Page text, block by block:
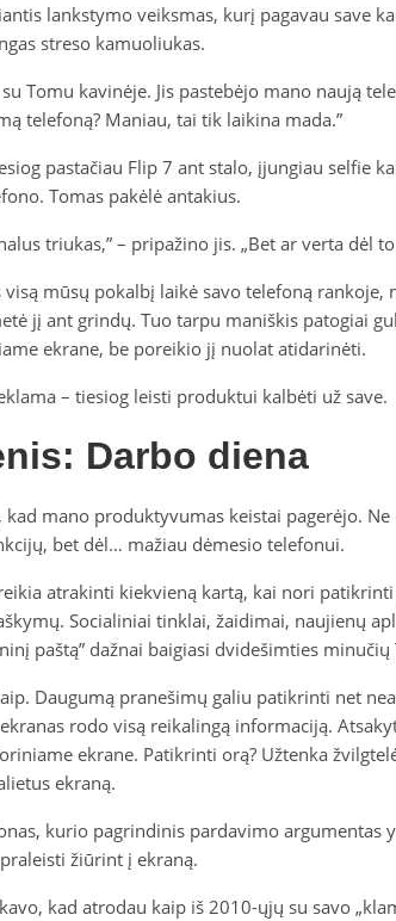
lankstymo veiksmas, kurį pagavau save
streso kamuoliukas.
Tomu kavinėje. Jis pastebėjo mano naują
telefoną? Maniau, tai tik laikina mada.”
pastačiau Flip 7 ant stalo, įjungiau selfie
Tomas pakėlė antakius.
triukas,” – pripažino jis. „Bet ar verta dėl
visą mūsų pokalbį laikė savo telefoną
jį ant grindų. Tuo tarpu maniškis patogiai
ekrane, be poreikio jį nuolat atidarinėti.
– tiesiog leisti produktui kalbėti už save.
Darbo diena
kad mano produktyvumas keistai pagerėjo.
bet dėl… mažiau dėmesio telefonui.
atrakinti kiekvieną kartą, kai nori
Socialiniai tinklai, žaidimai, naujienų
paštą” dažnai baigiasi dvidešimties minučių
Daugumą pranešimų galiu patikrinti net
rodo visą reikalingą informaciją.
ekrane. Patikrinti orą? Užtenka
ekraną.
kurio pagrindinis pardavimo argumentas
žiūrint į ekraną.
kad atrodau kaip iš 2010-ųjų su savo